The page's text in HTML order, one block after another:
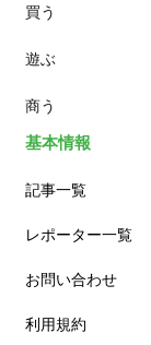
ランチ
カフェ
買う
遊ぶ
商う
基本情報
記事一覧
レポーター一覧
お問い合わせ
利用規約